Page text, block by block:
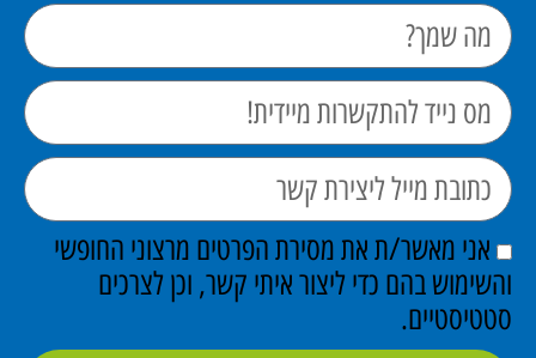
אני מאשר/ת את מסירת הפרטים מרצוני החופשי
והשימוש בהם כדי ליצור איתי קשר, וכן לצרכים
סטטיסטיים.